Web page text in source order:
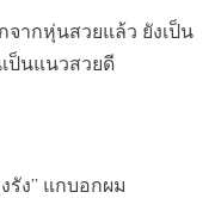
ากหุ่นสวยแล้ว ยังเป็น
ป็นแนวสวยดี
รัง” แกบอกผม